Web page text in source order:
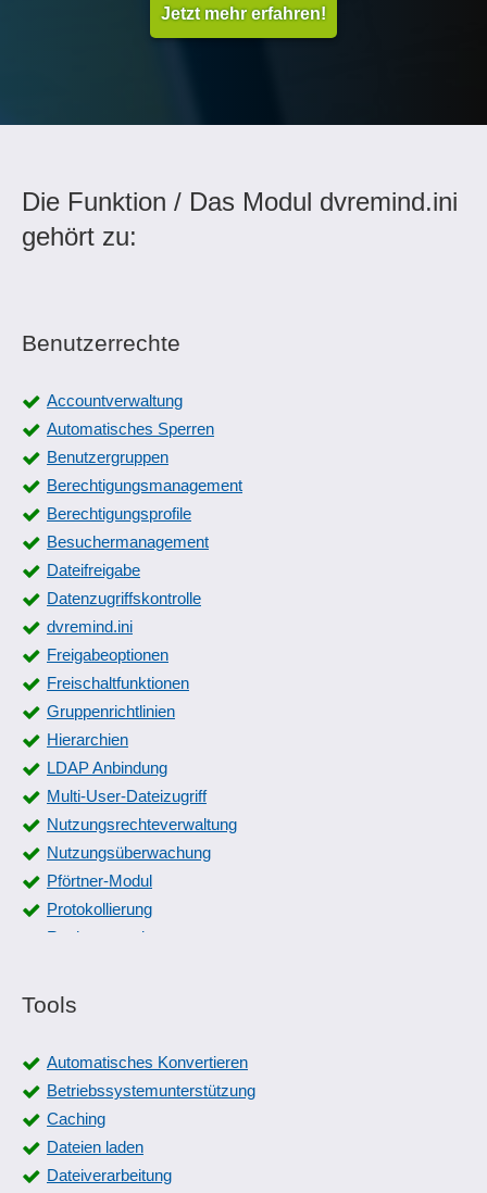
Jetzt mehr erfahren!
Die Funktion / Das Modul dvremind.ini
gehört zu:
Benutzerrechte
Accountverwaltung
Automatisches Sperren
Benutzergruppen
Berechtigungsmanagement
Berechtigungsprofile
Besuchermanagement
Dateifreigabe
Datenzugriffskontrolle
dvremind.ini
Freigabeoptionen
Freischaltfunktionen
Gruppenrichtlinien
Hierarchien
LDAP Anbindung
Multi-User-Dateizugriff
Nutzungsrechteverwaltung
Nutzungsüberwachung
Pförtner-Modul
Protokollierung
Rechteverwaltung
Rollenverwaltung
Tools
Automatisches Konvertieren
Betriebssystemunterstützung
Caching
Dateien laden
Dateiverarbeitung